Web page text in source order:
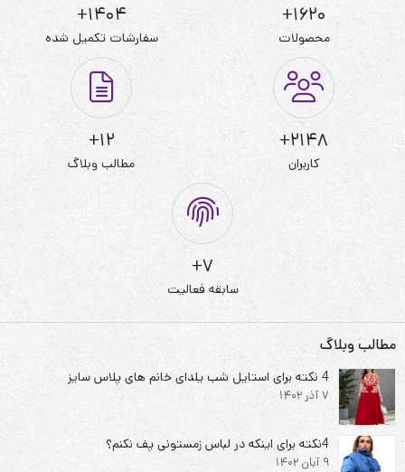
1620+
محصولات
1404+
سفارشات تکمیل شده
2148+
کاربران
12+
مطالب وبلاگ
7+
سابقه فعالیت
مطالب وبلاگ
4 نکته برای استایل شب یلدای خانم های پلاس سایز
7 آذر 1402
4نکته برای اینکه در لباس زمستونی پف نکنم؟
9 آبان 1402